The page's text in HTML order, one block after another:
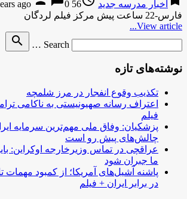
اخبار مدرسه جدید 56 years ago
0
فارس-22 ساعت پیش مرکز فیلم لردگان
View article...
Search …
search
نوشته‌های تازه
تکذیب وقوع انفجار در مرز شلمچه
اعتراف رسانه صهیونیستی به ناکامی
فیلم
پزشکیان: وفاق ملی مهم‌ترین سرمایه
چالش‌های پیش رو است
عراقچی در تماس وزیرخارجه اوکراین:
ما جبران شود
پاشنه آشیل‌های آمریکا؛ از کمبود مهمات
در برابر ایران + فیلم